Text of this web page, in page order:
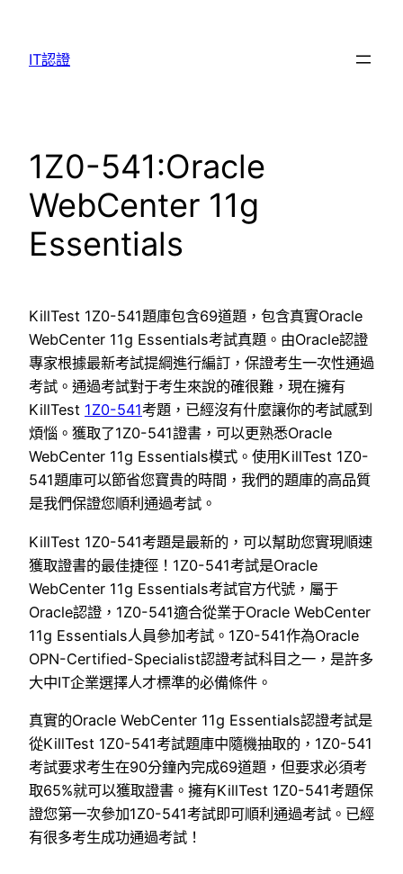
content
IT認證
1Z0-541:Oracle
WebCenter 11g
Essentials
KillTest 1Z0-541題庫包含69道題，包含真實Oracle
WebCenter 11g Essentials考試真題。由Oracle認證
專家根據最新考試提綱進行編訂，保證考生一次性通過
考試。通過考試對于考生來說的確很難，現在擁有
KillTest 1Z0-541考題，已經沒有什麼讓你的考試感到
煩惱。獲取了1Z0-541證書，可以更熟悉Oracle
WebCenter 11g Essentials模式。使用KillTest 1Z0-
541題庫可以節省您寶貴的時間，我們的題庫的高品質
是我們保證您順利通過考試。
KillTest 1Z0-541考題是最新的，可以幫助您實現順速
獲取證書的最佳捷徑！1Z0-541考試是Oracle
WebCenter 11g Essentials考試官方代號，屬于
Oracle認證，1Z0-541適合從業于Oracle WebCenter
11g Essentials人員參加考試。1Z0-541作為Oracle
OPN-Certified-Specialist認證考試科目之一，是許多
大中IT企業選擇人才標準的必備條件。
真實的Oracle WebCenter 11g Essentials認證考試是
從KillTest 1Z0-541考試題庫中隨機抽取的，1Z0-541
考試要求考生在90分鐘內完成69道題，但要求必須考
取65%就可以獲取證書。擁有KillTest 1Z0-541考題保
證您第一次參加1Z0-541考試即可順利通過考試。已經
有很多考生成功通過考試！